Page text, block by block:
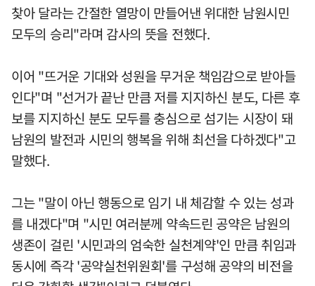
찾아 달라는 간절한 열망이 만들어낸 위대한 남원시민
모두의 승리"라며 감사의 뜻을 전했다.
이어 "뜨거운 기대와 성원을 무거운 책임감으로 받아들
인다"며 "선거가 끝난 만큼 저를 지지하신 분도, 다른 후
보를 지지하신 분도 모두를 충심으로 섬기는 시장이 돼
남원의 발전과 시민의 행복을 위해 최선을 다하겠다"고
말했다.
그는 "말이 아닌 행동으로 임기 내 체감할 수 있는 성과
를 내겠다"며 "시민 여러분께 약속드린 공약은 남원의
생존이 걸린 '시민과의 엄숙한 실천계약'인 만큼 취임과
동시에 즉각 '공약실천위원회'를 구성해 공약의 비전을